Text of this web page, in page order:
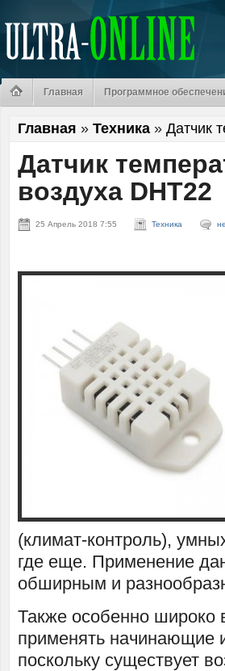
Главная Программное
Главная » Техника » Датчик
Датчик
воздуха DHT22
25 Апрель 2018 7:55 Техника
(климат-контроль),
где еще. Применение
обширным и
Также особенно широко
применять начинающие
поскольку существует